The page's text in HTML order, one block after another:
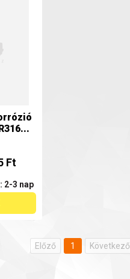
Ft
2-3 nap
Előző 1 Következő